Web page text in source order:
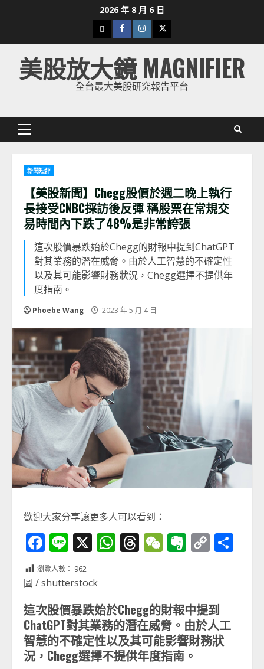
2026 年 8 月 6 日
下
載
美
股
Facebook
Instagram
Twitter
美股放大鏡 MAGNIFIER
全台最大美股研究報告平台
Primary
新聞短評
【美股新聞】Chegg股價於週二晚上執行
長接受CNBC採訪後反彈 稱股票在常規交
易時間內下跌了48%是非常誇張
這次股價暴跌始於Chegg的財報中提到ChatGPT
對其業務的潛在威脅。由於人工智慧的不確定性
以及其可能影響財務狀況，Chegg選擇不提供年
度指南。
Phoebe Wang 2023 年 5 月 4 日
歡迎大家分享讓更多人可以看到：
Facebook
Line
X WhatsApp
Threads
WeChat
Evernote
Copy
瀏覽人數： 962
圖 / shutterstock
這次股價暴跌始於Chegg的財報中提到
ChatGPT對其業務的潛在威脅。由於人工
智慧的不確定性以及其可能影響財務狀
況，Chegg選擇不提供年度指南。